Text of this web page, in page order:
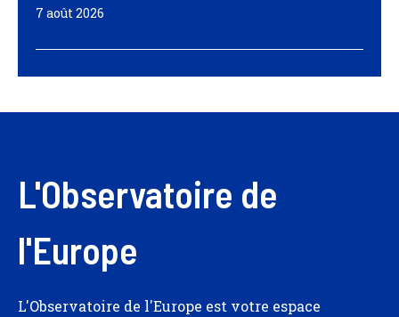
7 août 2026
L'Observatoire de
l'Europe
L'Observatoire de l'Europe est votre espace